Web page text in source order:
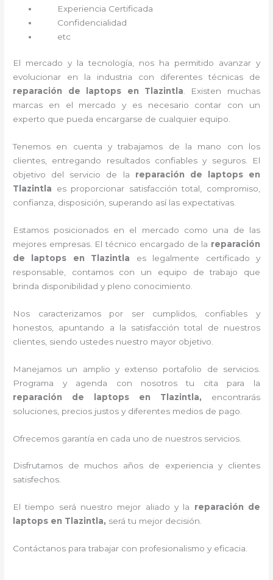
Experiencia Certificada
Confidencialidad
etc
El mercado y la tecnología, nos ha permitido avanzar y
evolucionar en la industria con diferentes técnicas de
reparación de laptops en Tlazintla . Existen muchas
marcas en el mercado y es necesario contar con un
experto que pueda encargarse de cualquier equipo.
Tenemos en cuenta y trabajamos de la mano con los
clientes, entregando resultados confiables y seguros. El
objetivo del servicio de la reparación de laptops en
Tlazintla es proporcionar satisfacción total, compromiso,
confianza, disposición, superando así las expectativas.
Estamos posicionados en el mercado como una de las
mejores empresas. El técnico encargado de la reparación
de laptops en Tlazintla es legalmente certificado y
responsable, contamos con un equipo de trabajo que
brinda disponibilidad y pleno conocimiento.
Nos caracterizamos por ser cumplidos, confiables y
honestos, apuntando a la satisfacción total de nuestros
clientes, siendo ustedes nuestro mayor objetivo.
Manejamos un amplio y extenso portafolio de servicios.
Programa y agenda con nosotros tu cita para la
reparación de laptops en Tlazintla, encontrarás
soluciones, precios justos y diferentes medios de pago.
Ofrecemos garantía en cada uno de nuestros servicios.
Disfrutamos de muchos años de experiencia y clientes
satisfechos.
El tiempo será nuestro mejor aliado y la reparación de
laptops en Tlazintla, será tu mejor decisión.
Contáctanos para trabajar con profesionalismo y eficacia.